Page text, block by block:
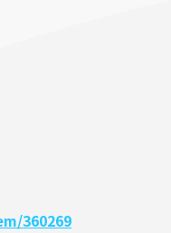
360269